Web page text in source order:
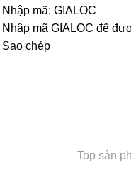
Nhập mã: GIALOC
Nhập mã GIALOC để
Sao chép
Top sản